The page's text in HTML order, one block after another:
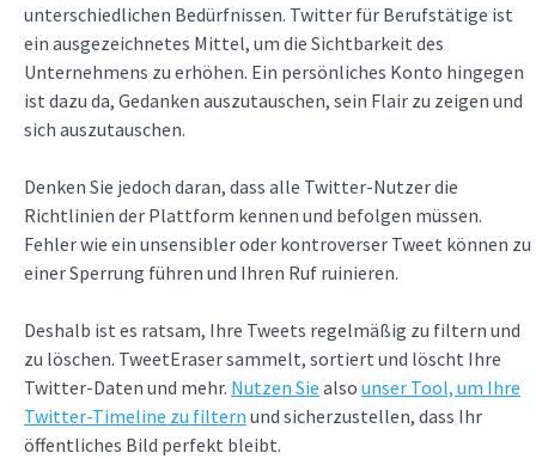
unterschiedlichen Bedürfnissen. Twitter für Berufstätige ist
ein ausgezeichnetes Mittel, um die Sichtbarkeit des
Unternehmens zu erhöhen. Ein persönliches Konto hingegen
ist dazu da, Gedanken auszutauschen, sein Flair zu zeigen und
sich auszutauschen.
Denken Sie jedoch daran, dass alle Twitter-Nutzer die
Richtlinien der Plattform kennen und befolgen müssen.
Fehler wie ein unsensibler oder kontroverser Tweet können zu
einer Sperrung führen und Ihren Ruf ruinieren.
Deshalb ist es ratsam, Ihre Tweets regelmäßig zu filtern und
zu löschen. TweetEraser sammelt, sortiert und löscht Ihre
Twitter-Daten und mehr. Nutzen Sie also unser Tool, um Ihre
Twitter-Timeline zu filtern und sicherzustellen, dass Ihr
öffentliches Bild perfekt bleibt.